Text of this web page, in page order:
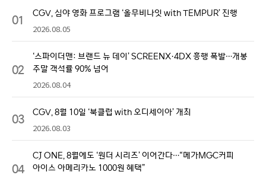
01 CGV, 심야 영화 프로그램 ‘올무비나잇 with TEMPUR’ 진행
2026.08.05
02
‘스파이더맨: 브랜드 뉴 데이’ SCREENX·4DX 흥행 폭발…개봉
주말 객석률 90% 넘어
2026.08.04
03 CGV, 8월 10일 ‘북클럽 with 오디세이아’ 개최
2026.08.03
04
CJ ONE, 8월에도 ‘원더 시리즈’ 이어간다…“메가MGC커피
아이스 아메리카노 1000원 혜택”